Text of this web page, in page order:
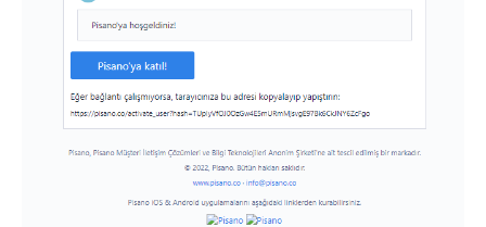
Geri Bildirimlerle İlgili Sorular
Dışarı Aktar
Akışlar